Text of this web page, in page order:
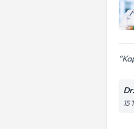
15